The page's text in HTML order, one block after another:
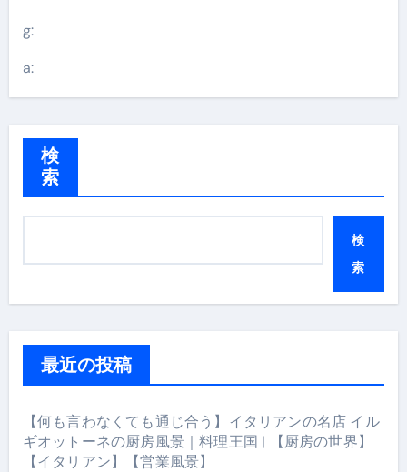
g:
a:
検
索
検
索
最近の投稿
【何も言わなくても通じ合う】イタリアンの名店 イル
ギオットーネの厨房風景｜料理王国 | 【厨房の世界】
【イタリアン】【営業風景】